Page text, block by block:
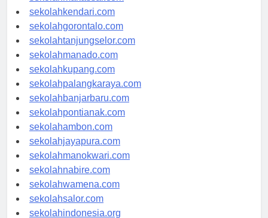
sekolahmakassar.com
sekolahkendari.com
sekolahgorontalo.com
sekolahtanjungselor.com
sekolahmanado.com
sekolahkupang.com
sekolahpalangkaraya.com
sekolahbanjarbaru.com
sekolahpontianak.com
sekolahambon.com
sekolahjayapura.com
sekolahmanokwari.com
sekolahnabire.com
sekolahwamena.com
sekolahsalor.com